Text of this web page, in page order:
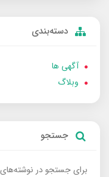
دسته‌بندی
آگهی ها
وبلاگ
جستجو
برای جستجو در